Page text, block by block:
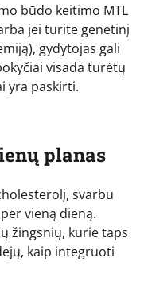
būdo keitimo MTL
jei turite genetinį
gydytojas gali
visada turėtų
yra paskirti.
planas
svarbu
vieną dieną.
žingsnių, kurie taps
kaip integruoti